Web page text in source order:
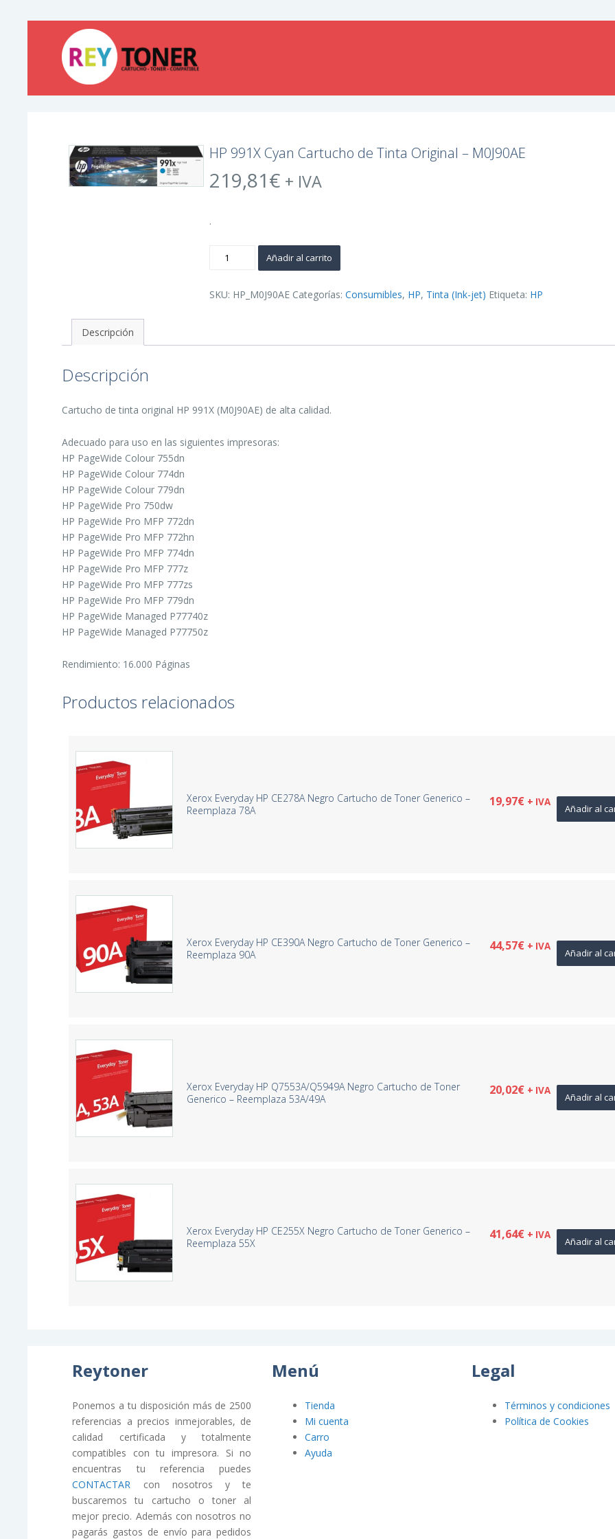
HP 991X Cyan Cartucho de Tinta Original – M0J90AE
219,81€ + IVA
.
991X
Tinta
Añadir al carrito
SKU: HP_M0J90AE Categorías:Consumibles, HP, Tinta (Ink-jet) Etiqueta: HP
Descripción
Descripción
Cartucho de tinta original HP 991X (M0J90AE) de alta calidad.
Adecuado para uso en las siguientes impresoras:
HP PageWide Colour 755dn
HP PageWide Colour 774dn
HP PageWide Colour 779dn
HP PageWide Pro 750dw
HP PageWide Pro MFP 772dn
HP PageWide Pro MFP 772hn
HP PageWide Pro MFP 774dn
HP PageWide Pro MFP 777z
HP PageWide Pro MFP 777zs
HP PageWide Pro MFP 779dn
HP PageWide Managed P77740z
HP PageWide Managed P77750z
Rendimiento: 16.000 Páginas
Productos relacionados
Xerox Everyday HP CE278A Negro Cartucho de Toner Generico –
Reemplaza 78A
19,97€ + IVA
Añadir al
Xerox Everyday HP CE390A Negro Cartucho de Toner Generico –
Reemplaza 90A
44,57€ + IVA
Añadir al
Xerox Everyday HP Q7553A/Q5949A Negro Cartucho de Toner
Generico – Reemplaza 53A/49A
20,02€ + IVA
Añadir al
Xerox Everyday HP CE255X Negro Cartucho de Toner Generico –
Reemplaza 55X
41,64€ + IVA
Añadir al
Reytoner
Ponemos a tu disposición más de 2500
referencias a precios inmejorables, de
calidad certificada y totalmente
compatibles con tu impresora. Si no
encuentras tu referencia puedes
CONTACTAR con nosotros y te
buscaremos tu cartucho o toner al
mejor precio. Además con nosotros no
pagarás gastos de envío para pedidos
Menú
Tienda
Mi cuenta
Carro
Ayuda
Legal
Términos y condiciones
Política de Cookies